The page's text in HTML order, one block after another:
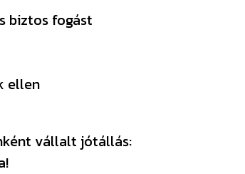
biztos fogást
ellen
vállalt jótállás: